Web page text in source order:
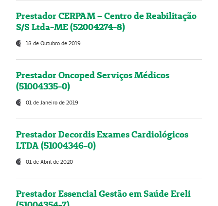
Prestador CERPAM – Centro de Reabilitação
S/S Ltda-ME (52004274-8)
18 de Outubro de 2019
Prestador Oncoped Serviços Médicos
(51004335-0)
01 de Janeiro de 2019
Prestador Decordis Exames Cardiológicos
LTDA (51004346-0)
01 de Abril de 2020
Prestador Essencial Gestão em Saúde Ereli